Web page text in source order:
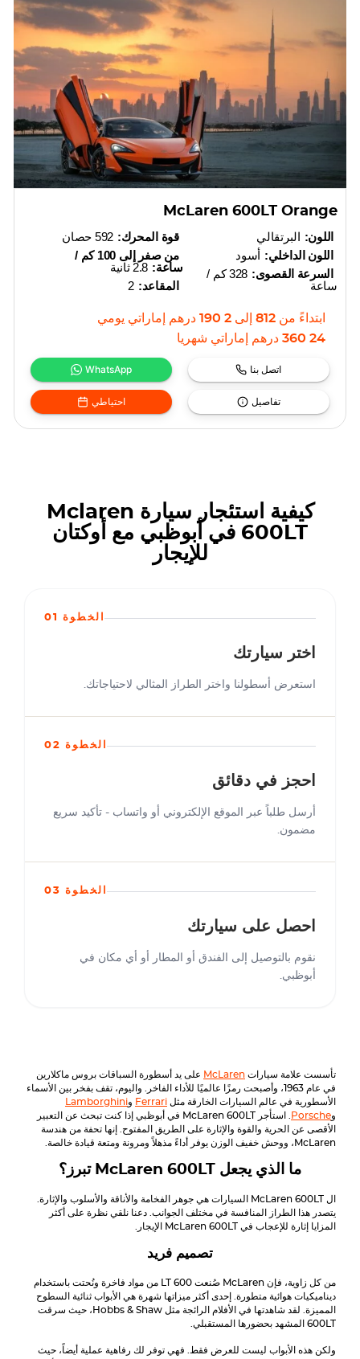
McLaren 600LT Orange
قوة المحرك: 592 حصان
من صفر إلى 100 كم /
ساعة: 2.8 ثانية
المقاعد: 2
اللون: البرتقالي
اللون الداخلي: أسود
السرعة القصوى:
328 كم /
ساعة
ابتداءً من 812 إلى 2 190 درهم إماراتي يومي
24 360
درهم إماراتي شهريا
WhatsApp اتصل بنا
احتياطي تفاصيل
كيفية استئجار سيارة Mclaren
600LT في أبوظبي مع أوكتان
للإيجار
الخطوة 01
اختر سيارتك
استعرض أسطولنا واختر الطراز المثالي لاحتياجاتك.
الخطوة 02
احجز في دقائق
أرسل طلباً عبر الموقع الإلكتروني أو واتساب - تأكيد سريع
مضمون.
الخطوة 03
احصل على سيارتك
نقوم بالتوصيل إلى الفندق أو المطار أو أي مكان في
أبوظبي.
تأسست علامة سيارات McLaren على يد أسطورة السباقات بروس ماكلارين
في عام 1963، وأصبحت رمزًا عالميًا للأداء الفاخر. واليوم، تقف بفخر بين الأسماء
الأسطورية في عالم السيارات الخارقة مثل Ferrari وLamborghini
وPorsche
. استأجر McLaren 600LT في أبوظبي إذا كنت تبحث عن التعبير
الأقصى عن الحرية والقوة والإثارة على الطريق المفتوح. إنها تحفة من هندسة
McLaren، ووحش خفيف الوزن يوفر أداءً مذهلاً ومرونة ومتعة قيادة خالصة.
ما الذي يجعل McLaren 600LT تبرز؟
ال McLaren 600LT
السيارات هي جوهر الفخامة والأناقة والأسلوب والإثارة.
يتصدر هذا الطراز المنافسة في مختلف الجوانب. دعنا نلقي نظرة على أكثر
المزايا إثارة للإعجاب في McLaren 600LT الإيجار.
تصميم فريد
من كل زاوية، فإن McLaren
صُنعت 600 LT من مواد فاخرة ونُحتت باستخدام
ديناميكيات هوائية متطورة. إحدى أكثر ميزاتها شهرة هي الأبواب ثنائية السطوح
المميزة. لقد شاهدتها في الأفلام الرائجة مثل Hobbs & Shaw، حيث سرقت
600LT المشهد بحضورها المستقبلي.
ولكن هذه الأبواب ليست للعرض فقط. فهي توفر لك رفاهية عملية أيضاً، حيث